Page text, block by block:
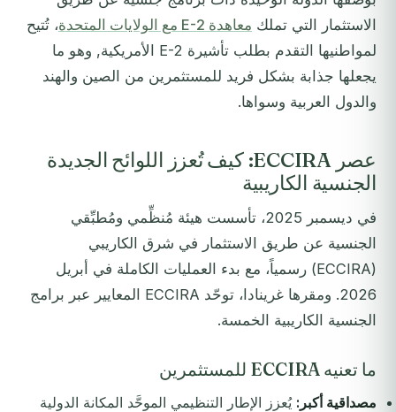
الاستثمار التي تملك معاهدة E-2 مع الولايات المتحدة
، تُتيح
لمواطنيها التقدم بطلب تأشيرة E-2 الأمريكية, وهو ما
يجعلها جذابة بشكل فريد للمستثمرين من الصين والهند
والدول العربية وسواها.
عصر ECCIRA: كيف تُعزز اللوائح الجديدة
الجنسية الكاريبية
في ديسمبر 2025، تأسست هيئة مُنظِّمي ومُطبِّقي
الجنسية عن طريق الاستثمار في شرق الكاريبي
(ECCIRA) رسمياً، مع بدء العمليات الكاملة في أبريل
2026. ومقرها غرينادا، توحّد ECCIRA المعايير عبر برامج
الجنسية الكاريبية الخمسة.
ما تعنيه ECCIRA للمستثمرين
مصداقية أكبر: يُعزز الإطار التنظيمي الموحَّد المكانة الدولية